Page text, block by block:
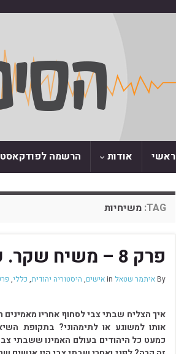
ראשי אודות הרשמה לפודקאסט
TAG: משיחיות
פרק 8 – משיח שקר. על שבתי צבי.
Byאיתמר שטאל אישים, היסטוריה יהודית, כללי,
איך הצליח שבתי צבי לסחוף אחריו
אותו למשוגע או לתימהוני? בתקופת
כמעט כל היהודים בעולם האמינו ששבתי